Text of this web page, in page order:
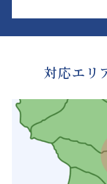
対応エリ